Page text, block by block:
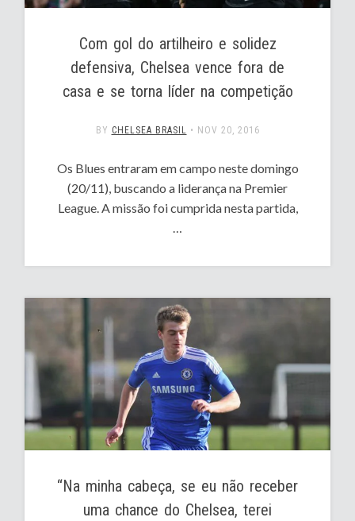
Com gol do artilheiro e solidez
defensiva, Chelsea vence fora de
casa e se torna líder na competição
BY CHELSEA BRASIL • NOV 20, 2016
Os Blues entraram em campo neste domingo
(20/11), buscando a liderança na Premier
League. A missão foi cumprida nesta partida,
“Na minha cabeça, se eu não receber
uma chance do Chelsea, terei